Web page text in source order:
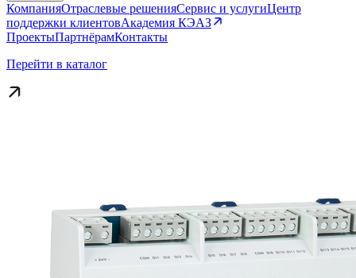
КомпанияОтраслевые решенияСервис и услугиЦентр
поддержки клиентовАкадемия КЭАЗ
ПроектыПартнёрамКонтакты
Перейти в каталог